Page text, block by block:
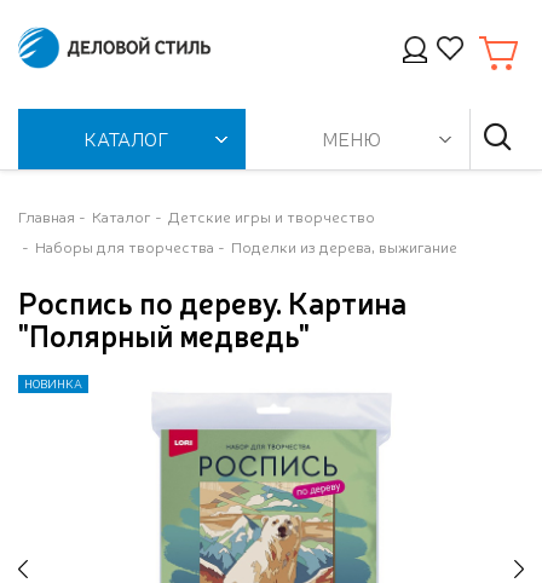
КАТАЛОГ МЕНЮ
Главная Каталог
Детские игры и творчество
Наборы для творчества
Поделки из дерева, выжигание
Роспись по дереву. Картина
"Полярный медведь"
НОВИНКА
НОВИНКА
НОВИНКА
НОВИНКА